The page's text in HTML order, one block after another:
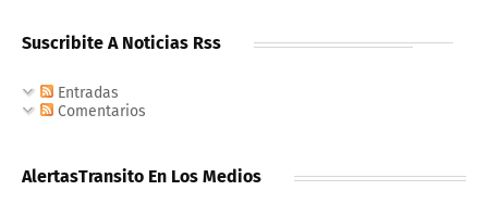
Suscribite A Noticias Rss
Entradas
Comentarios
AlertasTransito En Los Medios